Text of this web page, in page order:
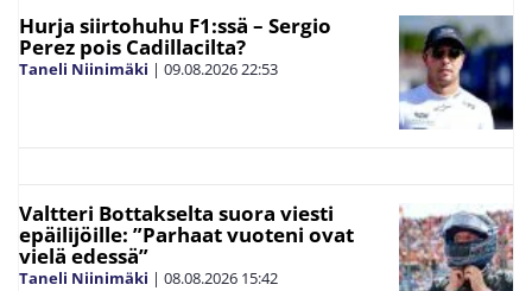
Hurja siirtohuhu F1:ssä – Sergio
Perez pois Cadillacilta?
Taneli Niinimäki | 09.08.202622:53
Valtteri Bottakselta suora viesti
epäilijöille: ”Parhaat vuoteni ovat
vielä edessä”
Taneli Niinimäki | 08.08.2026 15:42